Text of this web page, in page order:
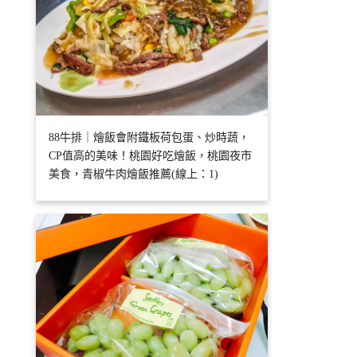
88牛排｜燴飯會附鐵板荷包蛋、炒時蔬，
CP值高的美味！桃園好吃燴飯，桃園夜市
美食，青椒牛肉燴飯推薦(線上：1)